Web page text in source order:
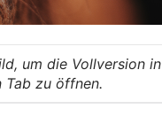
um die Vollversion in
Tab zu öffnen.